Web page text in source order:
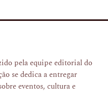
pela equipe editorial do
se dedica a entregar
eventos, cultura e